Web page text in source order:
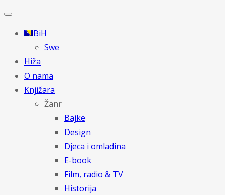
BiH
Swe
Hiža
O nama
Knjižara
Žanr
Bajke
Design
Djeca i omladina
E-book
Film, radio & TV
Historija